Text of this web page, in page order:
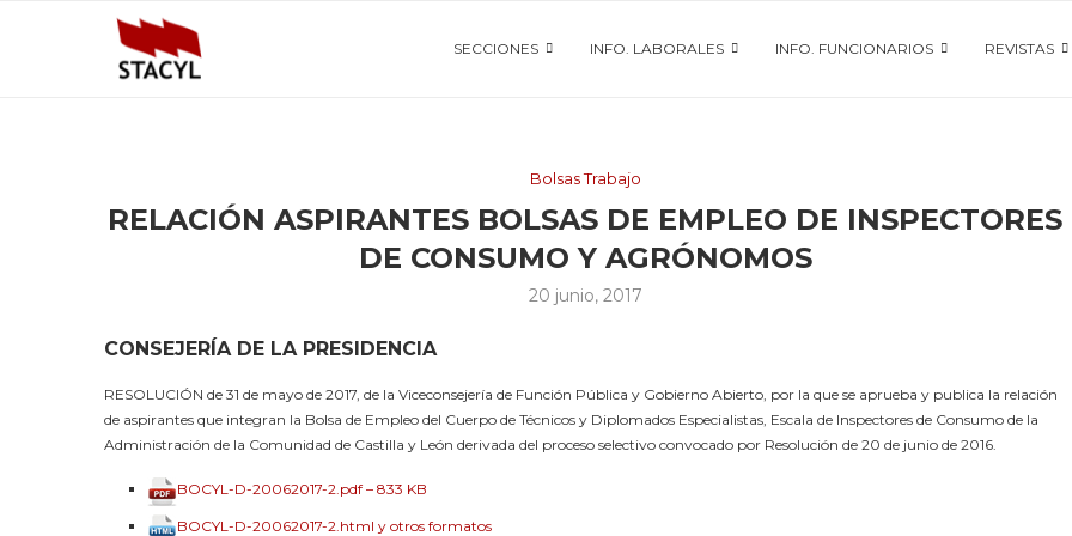
SECCIONES INFO. LABORALES INFO. FUNCIONARIOS REVISTAS
Bolsas Trabajo
RELACIÓN ASPIRANTES BOLSAS DE EMPLEO DE INSPECTORES
DE CONSUMO Y AGRÓNOMOS
20 junio, 2017
CONSEJERÍA DE LA PRESIDENCIA
RESOLUCIÓN de 31 de mayo de 2017, de la Viceconsejería de Función Pública y Gobierno Abierto, por la que se aprueba y publica la relación
de aspirantes que integran la Bolsa de Empleo del Cuerpo de Técnicos y Diplomados Especialistas, Escala de Inspectores de Consumo de la
Administración de la Comunidad de Castilla y León derivada del proceso selectivo convocado por Resolución de 20 de junio de 2016.
BOCYL-D-20062017-2.pdf – 833 KB
BOCYL-D-20062017-2.html y otros formatos